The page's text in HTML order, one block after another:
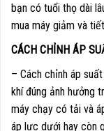
bạn có tuổi thọ dài
mua máy giảm và
CÁCH CHỈNH ÁP
– Cách chỉnh áp
khí đúng ảnh hưởng
máy chạy có tải và
áp lực dưới hay còn